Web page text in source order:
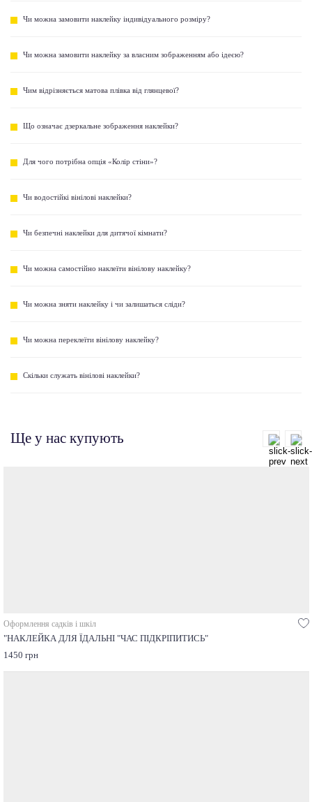
Чи можна замовити наклейку індивідуального розміру?
Чи можна замовити наклейку за власним зображенням або ідеєю?
Чим відрізняється матова плівка від глянцевої?
Що означає дзеркальне зображення наклейки?
Для чого потрібна опція «Колір стіни»?
Чи водостійкі вінілові наклейки?
Чи безпечні наклейки для дитячої кімнати?
Чи можна самостійно наклеїти вінілову наклейку?
Чи можна зняти наклейку і чи залишаться сліди?
Чи можна переклеїти вінілову наклейку?
Скільки служать вінілові наклейки?
Ще у нас купують
Оформлення садків і шкіл
"НАКЛЕЙКА ДЛЯ ЇДАЛЬНІ "ЧАС ПІДКРІПИТИСЬ"
1450 грн